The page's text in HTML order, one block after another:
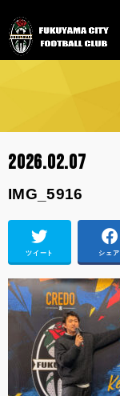
2026.02.07
IMG_5916
ツイート シェア